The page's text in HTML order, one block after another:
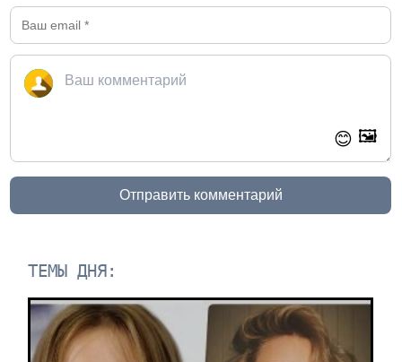
😊 🖼️
Отправить комментарий
ТЕМЫ ДНЯ: